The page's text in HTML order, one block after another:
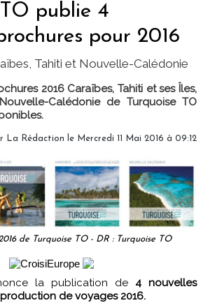
publie 4
pour 2016
Tahiti et Nouvelle-Calédonie
2016 Caraïbes, Tahiti et ses Îles,
Calédonie de Turquoise TO
La Rédaction le Mercredi 11 Mai 2016 à 09:12
de Turquoise TO - DR : Turquoise TO
la publication de 4 nouvelles
de voyages 2016.